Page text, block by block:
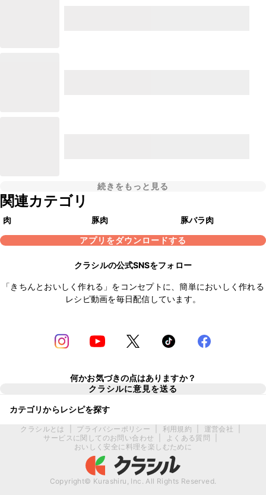
続きをもっと見る
関連カテゴリ
肉 豚肉
豚バラ肉
アプリをダウンロードする
クラシルの公式SNSをフォロー
「きちんとおいしく作れる」をコンセプトに、簡単においしく作れる
レシピ動画を毎日配信しています。
何かお気づきの点はありますか？
クラシルに意見を送る
カテゴリからレシピを探す
クラシルとは プライバシーポリシー 利用規約 運営会社
サービスに関してのお問い合わせ
よくある質問
おいしく安全に料理を楽しむために
Copyright© Kurashiru, Inc. All Rights Reserved.